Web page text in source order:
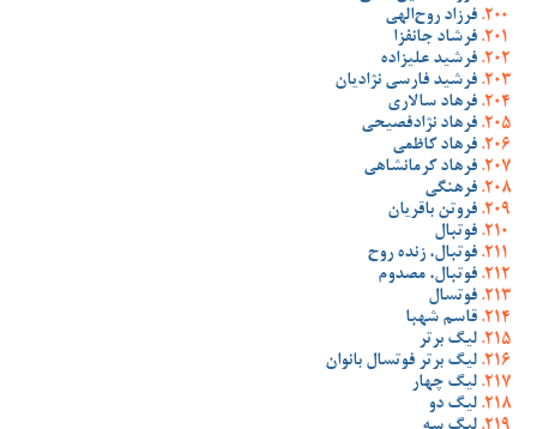
فرزاد روح‌الهی
فرشاد جانفزا
فرشید علیزاده
فرشید فارسی نژادیان
فرهاد سالاری
فرهاد نژادفصیحی
فرهاد کاظمی
فرهاد کرمانشاهی
فرهنگی
فروتن باقریان
فوتبال
فوتبال، زنده روح
فوتبال، مصدوم
فوتسال
قاسم شهبا
لیگ برتر
لیگ برتر فوتسال بانوان
لیگ چهار
لیگ دو